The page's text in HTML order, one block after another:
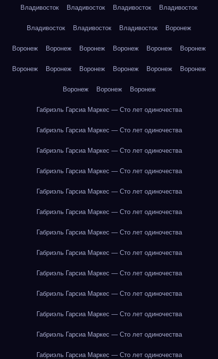
Владивосток Владивосток Владивосток Владивосток
Владивосток Владивосток Владивосток Воронеж
Воронеж Воронеж Воронеж Воронеж Воронеж Воронеж
Воронеж Воронеж Воронеж Воронеж Воронеж Воронеж
Воронеж Воронеж Воронеж
Габриэль Гарсиа Маркес — Сто лет одиночества
Габриэль Гарсиа Маркес — Сто лет одиночества
Габриэль Гарсиа Маркес — Сто лет одиночества
Габриэль Гарсиа Маркес — Сто лет одиночества
Габриэль Гарсиа Маркес — Сто лет одиночества
Габриэль Гарсиа Маркес — Сто лет одиночества
Габриэль Гарсиа Маркес — Сто лет одиночества
Габриэль Гарсиа Маркес — Сто лет одиночества
Габриэль Гарсиа Маркес — Сто лет одиночества
Габриэль Гарсиа Маркес — Сто лет одиночества
Габриэль Гарсиа Маркес — Сто лет одиночества
Габриэль Гарсиа Маркес — Сто лет одиночества
Габриэль Гарсиа Маркес — Сто лет одиночества